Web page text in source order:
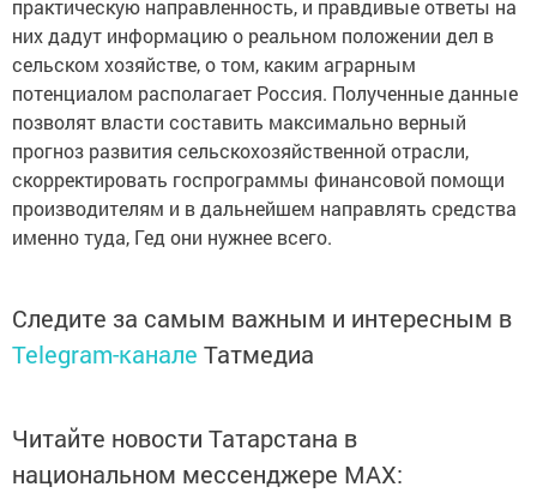
практическую направленность, и правдивые ответы на
них дадут информацию о реальном положении дел в
сельском хозяйстве, о том, каким аграрным
потенциалом располагает Россия. Полученные данные
позволят власти составить максимально верный
прогноз развития сельскохозяйственной отрасли,
скорректировать госпрограммы финансовой помощи
производителям и в дальнейшем направлять средства
именно туда, Гед они нужнее всего.
Следите за самым важным и интересным в
Telegram-канале Татмедиа
Читайте новости Татарстана в
национальном мессенджере MАХ: